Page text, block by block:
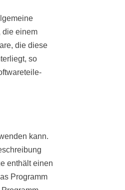
die einem
die diese
so
kann.
enthält einen
Programm